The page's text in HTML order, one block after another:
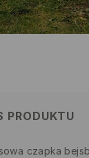
PRODUKTU
czapka